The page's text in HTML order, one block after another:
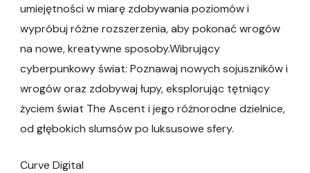
umiejętności w miarę zdobywania poziomów i
wypróbuj różne rozszerzenia, aby pokonać wrogów
na nowe, kreatywne sposoby.Wibrujący
cyberpunkowy świat: Poznawaj nowych sojuszników i
wrogów oraz zdobywaj łupy, eksplorując tętniący
życiem świat The Ascent i jego różnorodne dzielnice,
od głębokich slumsów po luksusowe sfery.
Curve Digital